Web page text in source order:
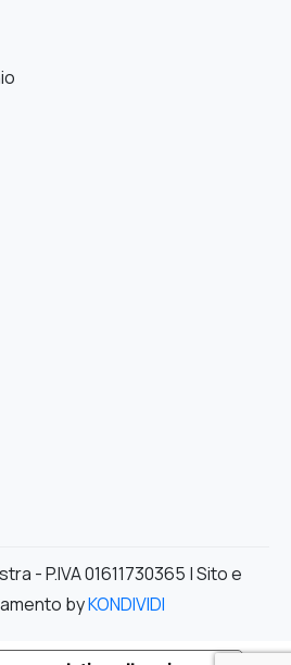
- P.IVA 01611730365 | Sito e
byKONDIVIDI